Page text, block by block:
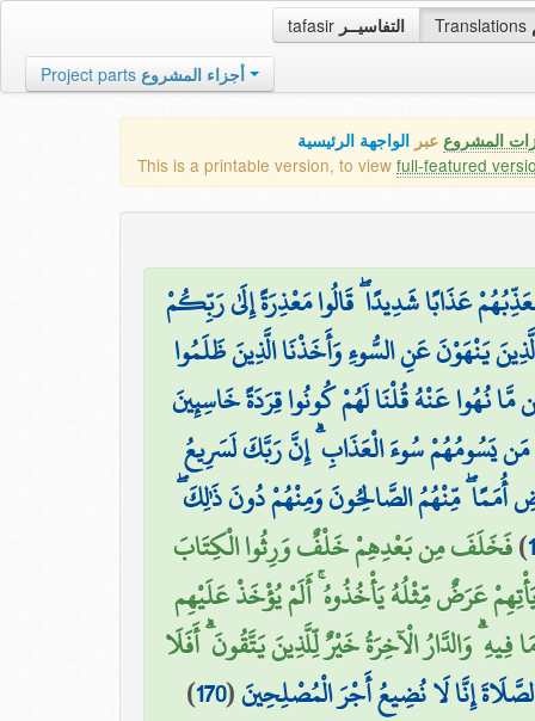
tafasir التفاسيــر Translations
Project parts أجزاء المشروع
المشروع عبر الواجهة الرئيسية
This is a printable version, to view full-featured
عَذَابًا شَدِيدًا ۖ قَالُوا مَعْذِرَةً إِلَىٰ رَبِّكُمْ
يَنْهَوْنَ عَنِ السُّوءِ وَأَخَذْنَا الَّذِينَ ظَلَمُوا
نُهُوا عَنْهُ قُلْنَا لَهُمْ كُونُوا قِرَدَةً خَاسِئِينَ
مَن يَسُومُهُمْ سُوءَ الْعَذَابِ ۗ إِنَّ رَبَّكَ لَسَرِيعُ
أُمَمًا ۖ مِّنْهُمُ الصَّالِحُونَ وَمِنْهُمْ دُونَ ذَٰلِكَ
)فَخَلَفَ مِن بَعْدِهِمْ خَلْفٌ وَرِثُوا الْكِتَابَ
عَرَضٌ مِّثْلُهُ يَأْخُذُوهُ ۚ أَلَمْ يُؤْخَذْ عَلَيْهِم
فِيهِ ۗ وَالدَّارُ الْآخِرَةُ خَيْرٌ لِّلَّذِينَ يَتَّقُونَ ۗ أَفَلَا
إِنَّا لَا نُضِيعُ أَجْرَ الْمُصْلِحِينَ(
170
)